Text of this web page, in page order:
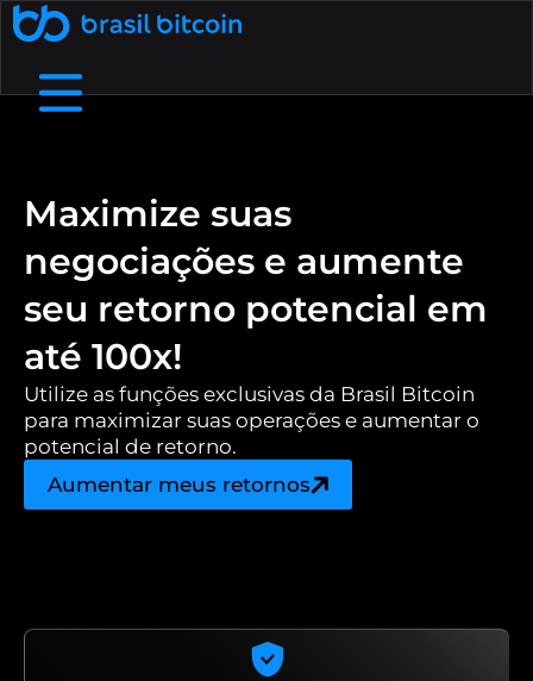
免费加密货币 在我们的应用程序上兑换加密货币，每天
赚取高达 1,000 雷亚尔.
B8 Earn Rentabilize seus ativos digitais e receba
Maximizada Realizar compras e vendas de
criptomoedas maximizadas em até 100x.
让自己接触与金属和强势货币平价的安全货币.
B8非处方药 通过流动性、敏捷性和个性化服务协商高价
值.
B8 碳酸钙 Ofereça negociação, depósitos e saques
B8 上市 增加对您资产的访问，确保可信度、安全性和对
您项目的访问.
费用和截止日期 依靠大的流动限制和小额费用
博客 了解加密货币世界并关注最新市场新闻.
API 使用我们的 API 访问实时数据并自动执行交易.
B8 Hub Conheça mais sobre a nossa holding, que
impulsiona o mercado de tecnologia com
soluções inovadoras.
接触 您需要和我们谈谈吗？探索我们的服务渠道.
🤖 Ative a SophIA Plus: sua assessora cripto
Maximize suas
negociações e aumente
seu retorno potencial em
até 100x!
Utilize as funções exclusivas da Brasil Bitcoin
para maximizar suas operações e aumentar o
potencial de retorno.
Aumentar meus retornos